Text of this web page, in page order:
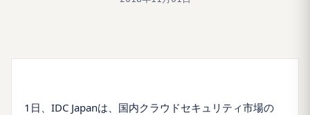
1日、IDC Japanは、国内クラウドセキュリティ市場の